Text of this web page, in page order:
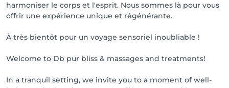
harmoniser le corps et l'esprit. Nous sommes là pour vous
offrir une expérience unique et régénérante.
À très bientôt pour un voyage sensoriel inoubliable !
Welcome to Db pur bliss & massages and treatments!
In a tranquil setting, we invite you to a moment of well-